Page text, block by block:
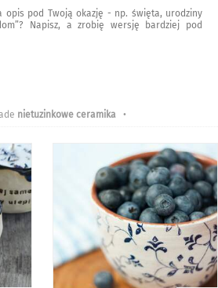
opis pod Twoją okazję - np. święta, urodziny
Napisz, a zrobię wersję bardziej pod
nietuzinkowe ceramika •